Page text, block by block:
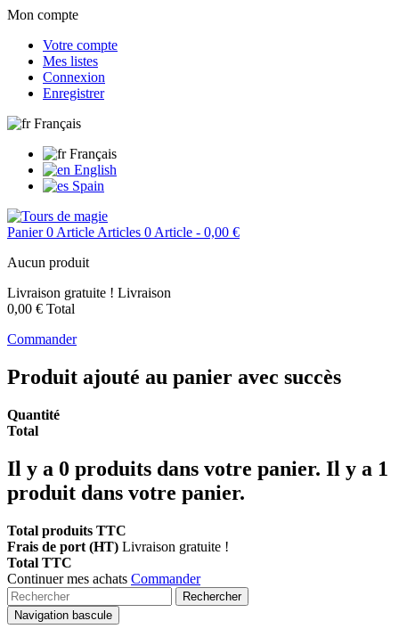
Mon compte
Votre compte
Mes listes
Connexion
Enregistrer
Français
Français
English
Spain
Panier 0 Article Articles 0 Article - 0,00 €
Aucun produit
Livraison gratuite ! Livraison
0,00 € Total
Commander
Produit ajouté au panier avec succès
Quantité
Total
Il y a 0 produits dans votre panier. Il y a 1
produit dans votre panier.
Total produits TTC
Frais de port (HT) Livraison gratuite !
Total TTC
Continuer mes achats Commander
Rechercher
Navigation bascule